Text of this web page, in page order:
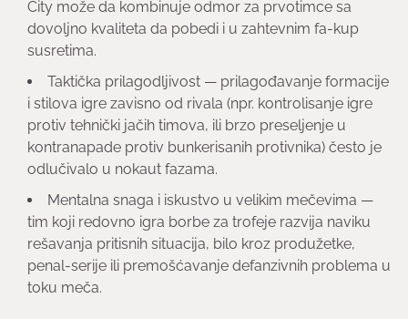
City može da kombinuje odmor za prvotimce sa
dovoljno kvaliteta da pobedi i u zahtevnim fa-kup
susretima.
Taktička prilagodljivost — prilagođavanje formacije
i stilova igre zavisno od rivala (npr. kontrolisanje igre
protiv tehnički jačih timova, ili brzo preseljenje u
kontranapade protiv bunkerisanih protivnika) često je
odlučivalo u nokaut fazama.
Mentalna snaga i iskustvo u velikim mečevima —
tim koji redovno igra borbe za trofeje razvija naviku
rešavanja pritisnih situacija, bilo kroz produžetke,
penal-serije ili premošćavanje defanzivnih problema u
toku meča.